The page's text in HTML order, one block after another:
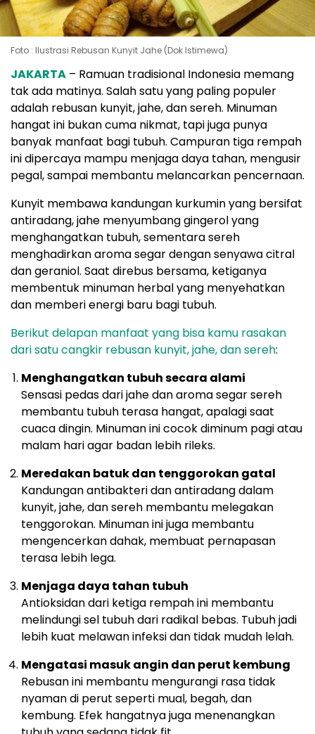
Foto : Ilustrasi Rebusan Kunyit Jahe (Dok Istimewa)
JAKARTA – Ramuan tradisional Indonesia memang
tak ada matinya. Salah satu yang paling populer
adalah rebusan kunyit, jahe, dan sereh. Minuman
hangat ini bukan cuma nikmat, tapi juga punya
banyak manfaat bagi tubuh. Campuran tiga rempah
ini dipercaya mampu menjaga daya tahan, mengusir
pegal, sampai membantu melancarkan pencernaan.
Kunyit membawa kandungan kurkumin yang bersifat
antiradang, jahe menyumbang gingerol yang
menghangatkan tubuh, sementara sereh
menghadirkan aroma segar dengan senyawa citral
dan geraniol. Saat direbus bersama, ketiganya
membentuk minuman herbal yang menyehatkan
dan memberi energi baru bagi tubuh.
Berikut delapan manfaat yang bisa kamu rasakan
dari satu cangkir rebusan kunyit, jahe, dan sereh:
Menghangatkan tubuh secara alami
Sensasi pedas dari jahe dan aroma segar sereh
membantu tubuh terasa hangat, apalagi saat
cuaca dingin. Minuman ini cocok diminum pagi atau
malam hari agar badan lebih rileks.
Meredakan batuk dan tenggorokan gatal
Kandungan antibakteri dan antiradang dalam
kunyit, jahe, dan sereh membantu melegakan
tenggorokan. Minuman ini juga membantu
mengencerkan dahak, membuat pernapasan
terasa lebih lega.
Menjaga daya tahan tubuh
Antioksidan dari ketiga rempah ini membantu
melindungi sel tubuh dari radikal bebas. Tubuh jadi
lebih kuat melawan infeksi dan tidak mudah lelah.
Mengatasi masuk angin dan perut kembung
Rebusan ini membantu mengurangi rasa tidak
nyaman di perut seperti mual, begah, dan
kembung. Efek hangatnya juga menenangkan